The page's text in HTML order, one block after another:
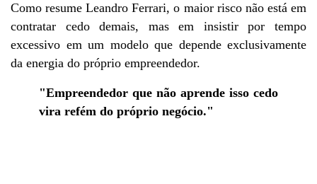
Como resume Leandro Ferrari, o maior risco não está em
contratar cedo demais, mas em insistir por tempo
excessivo em um modelo que depende exclusivamente
da energia do próprio empreendedor.
"Empreendedor que não aprende isso cedo
vira refém do próprio negócio."